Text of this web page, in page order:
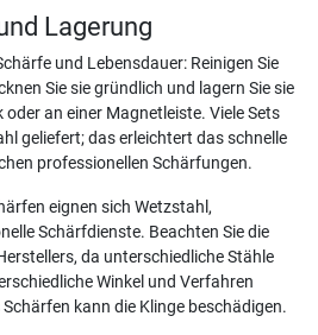
Lagerung
und Lebensdauer: Reinigen Sie
Sie sie gründlich und lagern Sie sie
an einer Magnetleiste. Viele Sets
geliefert; das erleichtert das schnelle
professionellen Schärfungen.
eignen sich Wetzstahl,
Schärfdienste. Beachten Sie die
da unterschiedliche Stähle
Winkel und Verfahren
kann die Klinge beschädigen.